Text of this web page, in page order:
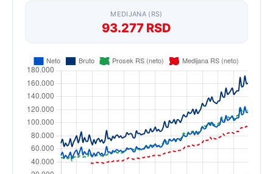
MEDIJANA (RS)
93.277 RSD